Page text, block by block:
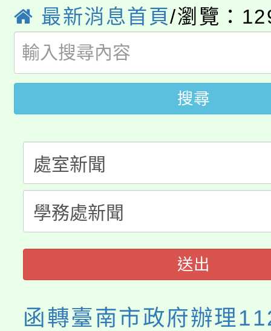
代理(課)教師甄選結果(
公告本校115學年度第
代理(課)教師甄選結果(
轉知中國文化大學推廣
《TA101》溝通分析基
程，歡迎學生輔導中心
心理、諮商輔導、社會
系所師生報名參加。
轉知苗栗縣政府辦理
縣市「校園短影音徵
門員」簡章及活動海報
踴躍報名參加。
桃園市115學年度學生
要點
展演活動實施計畫」
115年度「教育部表揚
義教育推展貢獻獎」
「2026 ART TAIPEI臺
博覽會」之「藝術教育
最新消息首頁/瀏覽：
搜尋
送出
函轉臺南市政府辦理